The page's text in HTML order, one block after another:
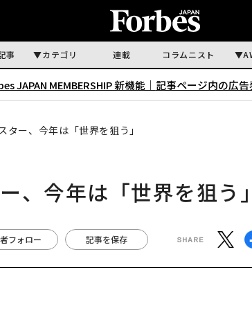
事 カテゴリ 連載 コラムニスト
JAPAN MEMBERSHIP 新機能｜ 記事ページ内の広
ター、今年は「世界を狙う」
、今年は「世界を狙う」
フォロー 記事を保存